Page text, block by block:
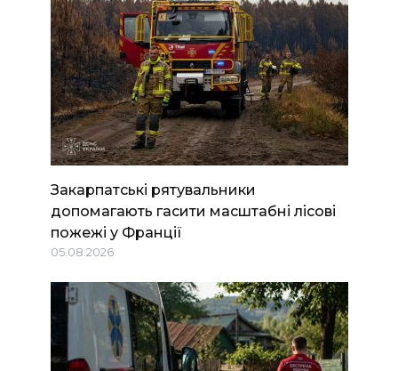
Закарпатські рятувальники
допомагають гасити масштабні лісові
пожежі у Франції
05.08.2026